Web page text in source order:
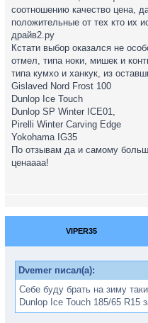
соотношению качество цена,
положительные от тех кто их
драйв2.ру
Кстати выбор оказался не
отмел, типа ноки, мишек и
типа кумхо и ханкук, из
Gislaved Nord Frost 100
Dunlop Ice Touch
Dunlop SP Winter ICE01,
Pirelli Winter Carving Edge
Yokohama IG35
По отзывам да и самому
ценаааа!
VIPER35
Dvemer писал(а):
Себе буду брать на зиму
Dunlop Ice Touch 185/65 R15